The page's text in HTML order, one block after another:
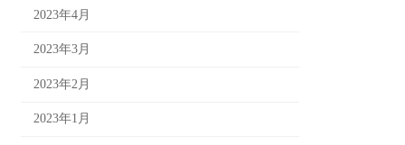
2023年4月
2023年3月
2023年2月
2023年1月